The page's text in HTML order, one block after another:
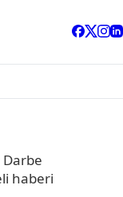
Darbe
haberi